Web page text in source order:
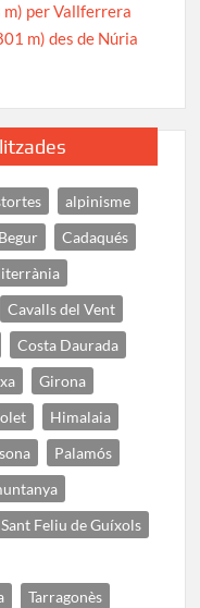
m) per Vallferrera
m) des de Núria
alpinisme
Begur
Cadaqués
Cavalls del Vent
Costa Daurada
Girona
Himalaia
Palamós
Sant Feliu de Guíxols
Tarragonès